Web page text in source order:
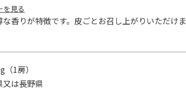
を見る
香りが特徴です。皮ごとお召し上がりいただけま
1房）
又は長野県